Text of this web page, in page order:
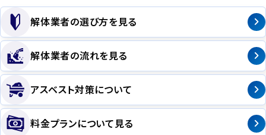
解体業者の選び方を見る
解体業者の流れを見る
アスベスト対策について
料金プランについて見る